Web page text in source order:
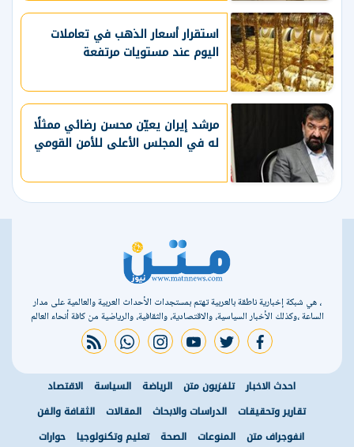
استقرار أسعار الذهب في تعاملات
اليوم عند مستويات مرتفعة
مرشد إيران يعيّن محسن رضائي ممثلًا
له في المجلس الأعلى للأمن القومي
، هي شبكة إخبارية ناطقة بالعربية تهتم بمستجدات الأحداث العربية والعالمية على مدار
الساعة ،وكذلك الأخبار السياسية، والاقتصادية، والثقافية، والرياضية من كافة أنحاء العالم
facebook
twitter
youtube
instagram
whatsapp
rss feed
احدث الاخبار تلفزيون متن الرياضة السياسة
الاقتصاد
تقارير وتحقيقات
الدراسات والابحاث المقالات
الثقافة والفن
انفوجراف متن
المنوعات الصحة تعليم وتكنولوجيا حوارات